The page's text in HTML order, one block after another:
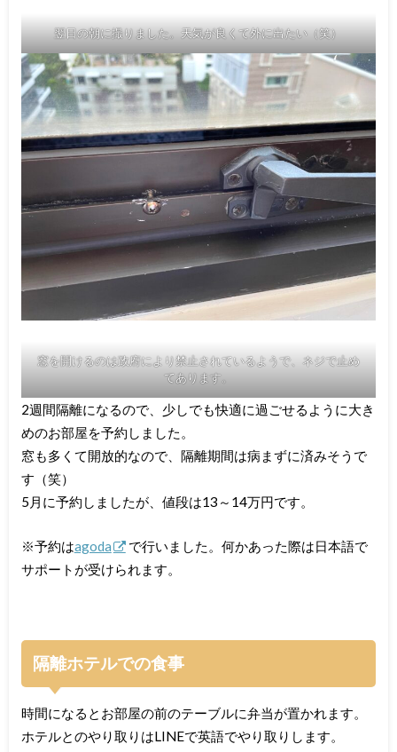
翌日の朝に撮りました。天気が良くて外に出たい（笑）
窓を開けるのは政府により禁止されているようで、ネジで止め
てあります。
2週間隔離になるので、少しでも快適に過ごせるように大き
めのお部屋を予約しました。
窓も多くて開放的なので、隔離期間は病まずに済みそうで
す（笑）
5月に予約しましたが、値段は13～14万円です。
※予約はagoda
で行いました。何かあった際は日本語で
サポートが受けられます。
隔離ホテルでの食事
時間になるとお部屋の前のテーブルに弁当が置かれます。
ホテルとのやり取りはLINEで英語でやり取りします。